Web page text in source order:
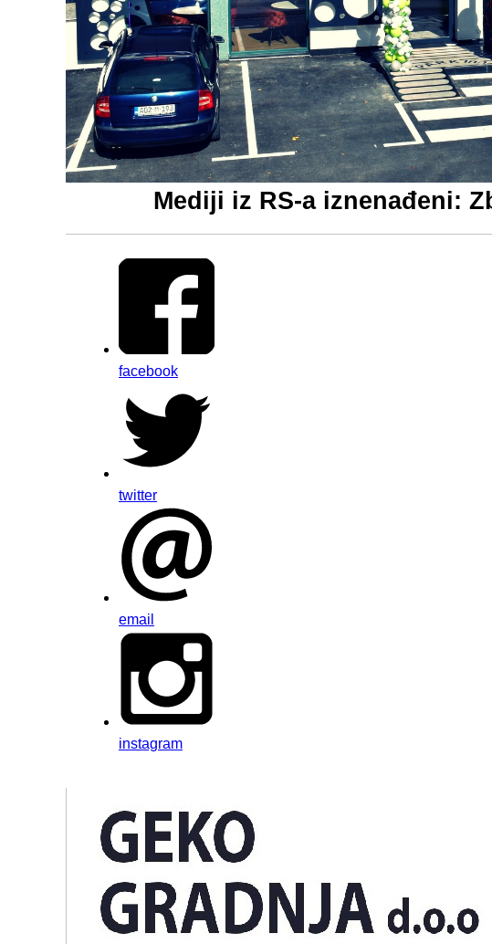
Mediji iz RS-a iznenađeni:
facebook
twitter
email
instagram